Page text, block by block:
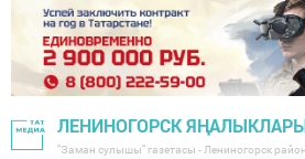
ЛЕНИНОГОРСК
"Заман сулышы" газетасы - Лениногорск